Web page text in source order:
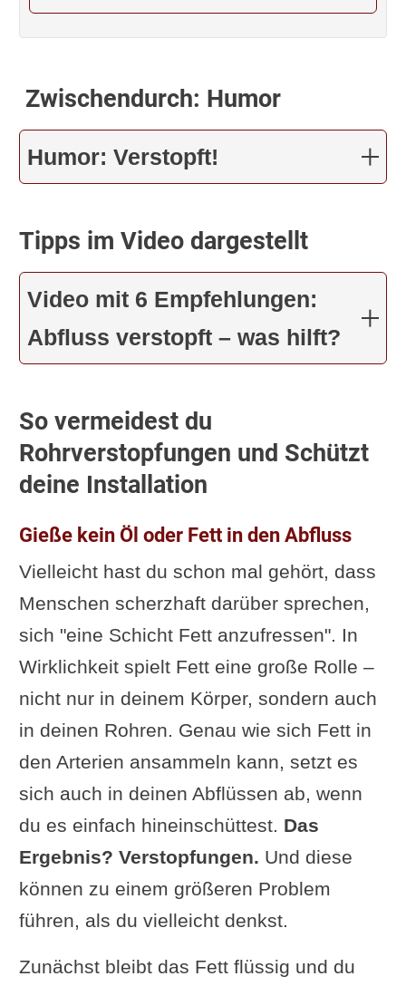
Zwischendurch: Humor
Humor: Verstopft!
Tipps im Video dargestellt
Video mit 6 Empfehlungen:
Abfluss verstopft – was hilft?
So vermeidest du
Rohrverstopfungen und Schützt
deine Installation
Gieße kein Öl oder Fett in den Abfluss
Vielleicht hast du schon mal gehört, dass
Menschen scherzhaft darüber sprechen,
sich "eine Schicht Fett anzufressen". In
Wirklichkeit spielt Fett eine große Rolle –
nicht nur in deinem Körper, sondern auch
in deinen Rohren. Genau wie sich Fett in
den Arterien ansammeln kann, setzt es
sich auch in deinen Abflüssen ab, wenn
du es einfach hineinschüttest. Das
Ergebnis? Verstopfungen. Und diese
können zu einem größeren Problem
führen, als du vielleicht denkst.
Zunächst bleibt das Fett flüssig und du